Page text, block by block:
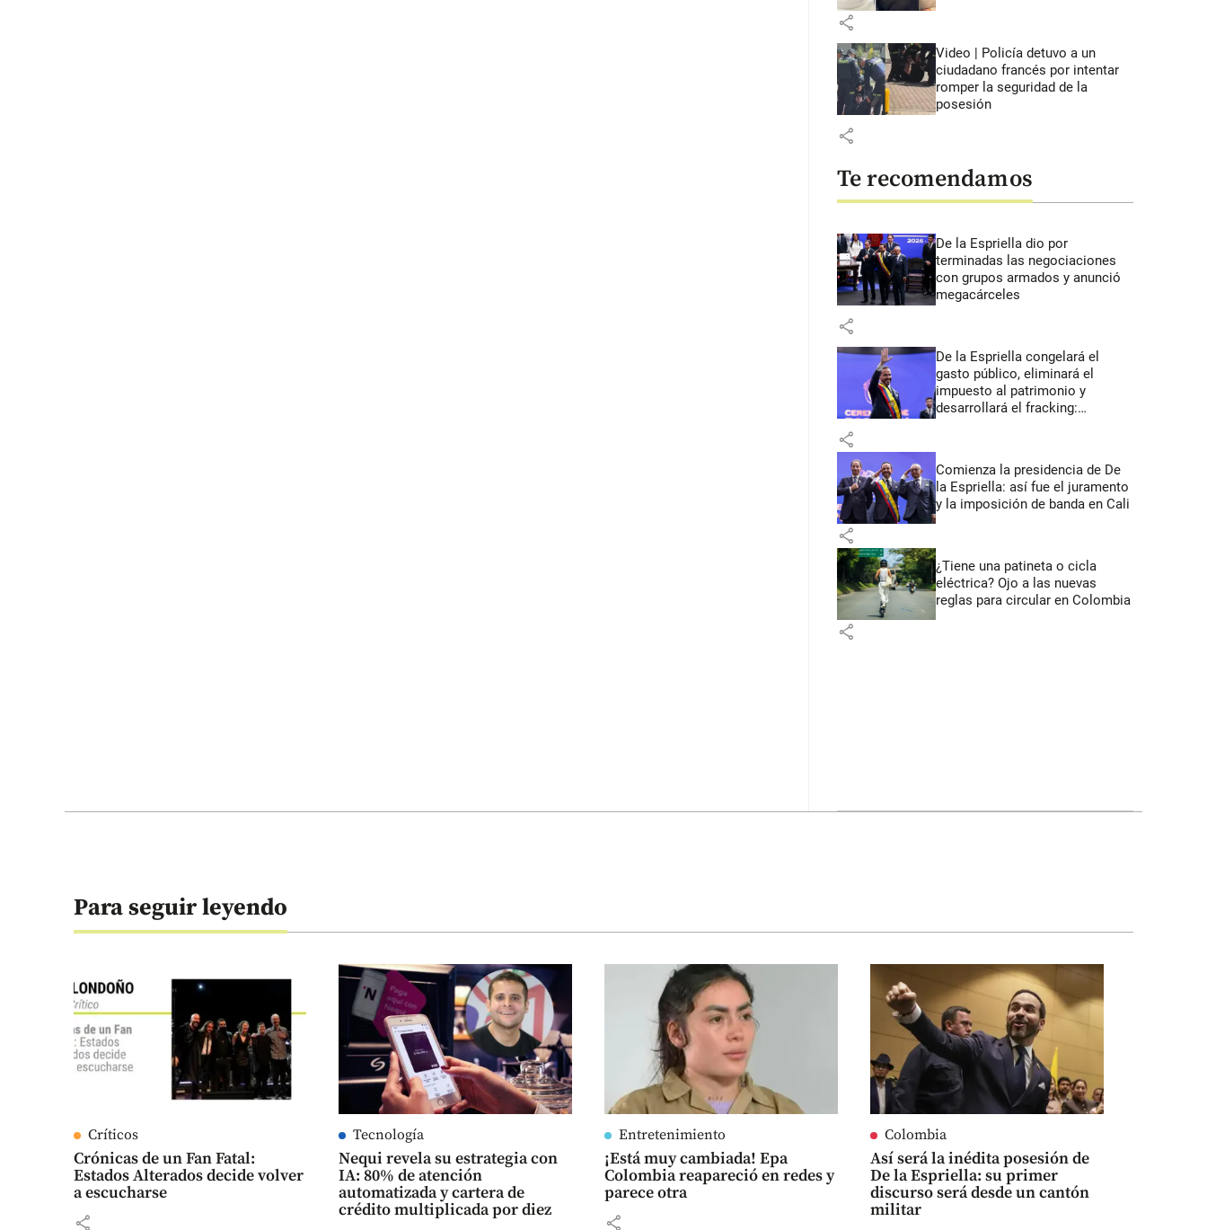
share
Video | Policía detuvo a un
ciudadano francés por intentar
romper la seguridad de la
posesión
share
Te recomendamos
De la Espriella dio por
terminadas las negociaciones
con grupos armados y anunció
megacárceles
share
De la Espriella congelará el
gasto público, eliminará el
impuesto al patrimonio y
desarrollará el fracking:
share
Comienza la presidencia de De
la Espriella: así fue el juramento
y la imposición de banda en Cali
share
¿Tiene una patineta o cicla
eléctrica? Ojo a las nuevas
reglas para circular en Colombia
share
Para seguir leyendo
Críticos
Crónicas de un Fan Fatal:
Estados Alterados decide volver
a escucharse
share
Tecnología
Nequi revela su estrategia con
IA: 80% de atención
automatizada y cartera de
crédito multiplicada por diez
Entretenimiento
¡Está muy cambiada! Epa
Colombia reapareció en redes y
parece otra
share
Colombia
Así será la inédita posesión de
De la Espriella: su primer
discurso será desde un cantón
militar